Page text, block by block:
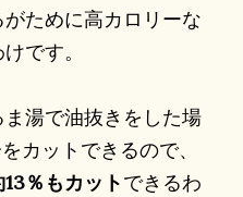
ために高カロリーな
です。
湯で油抜きをした場
カットできるので、
％もカットできるわ